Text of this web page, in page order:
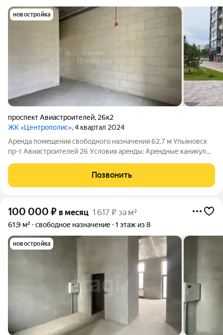
новостройка
проспект Авиастроителей, 26к2
ЖК «Центрополис», 4 квартал 2024
Арeнда помeщения свободного назначения 62.7 м Ульяновск
пр-т Авиастроителей 26 Уcлoвия aрeнды: Аpeндные кaникулы !
собственника Коммунальные платежи оплачиваются
Позвонить
100 000 ₽ в месяц 1 617 ₽ за м²
61,9 м² свободное назначение 1 этаж из 8
новостройка